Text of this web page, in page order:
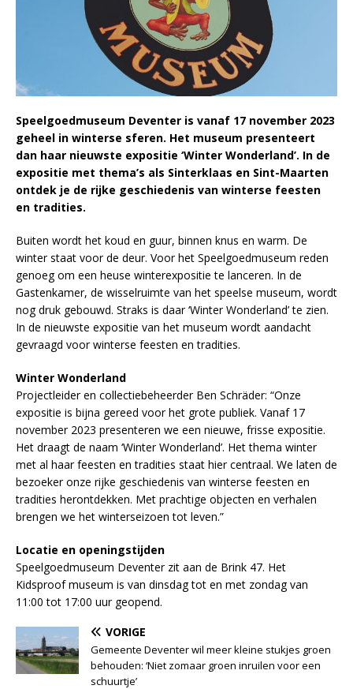
Speelgoedmuseum Deventer is vanaf 17 november 2023
geheel in winterse sferen. Het museum presenteert
dan haar nieuwste expositie ‘Winter Wonderland’. In de
expositie met thema’s als Sinterklaas en Sint-Maarten
ontdek je de rijke geschiedenis van winterse feesten
en tradities.
Buiten wordt het koud en guur, binnen knus en warm. De
winter staat voor de deur. Voor het Speelgoedmuseum reden
genoeg om een heuse winterexpositie te lanceren. In de
Gastenkamer, de wisselruimte van het speelse museum, wordt
nog druk gebouwd. Straks is daar ‘Winter Wonderland’ te zien.
In de nieuwste expositie van het museum wordt aandacht
gevraagd voor winterse feesten en tradities.
Winter Wonderland
Projectleider en collectiebeheerder Ben Schräder: “Onze
expositie is bijna gereed voor het grote publiek. Vanaf 17
november 2023 presenteren we een nieuwe, frisse expositie.
Het draagt de naam ‘Winter Wonderland’. Het thema winter
met al haar feesten en tradities staat hier centraal. We laten de
bezoeker onze rijke geschiedenis van winterse feesten en
tradities herontdekken. Met prachtige objecten en verhalen
brengen we het winterseizoen tot leven.”
Locatie en openingstijden
Speelgoedmuseum Deventer zit aan de Brink 47. Het
Kidsproof museum is van dinsdag tot en met zondag van
11:00 tot 17:00 uur geopend.
VORIGE
Gemeente Deventer wil meer kleine stukjes groen
behouden: ‘Niet zomaar groen inruilen voor een
schuurtje’